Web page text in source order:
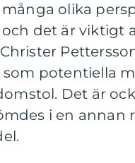
olika
det är viktigt
som potentiella
Det är
i en annan